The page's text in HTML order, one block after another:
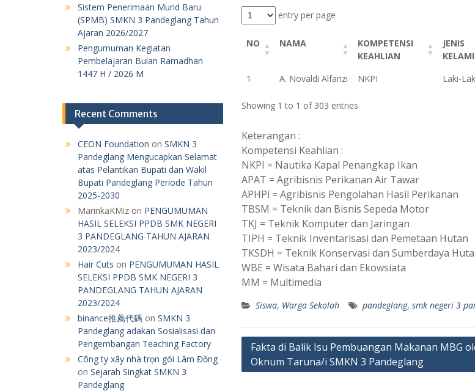
entry per page
NO NAMA
KOMPETENSI
KEAHLIAN
JENIS
NO NAMA
KOMPETENSI
JENIS
1 A. Novaldi Alfarizi NKPI Laki-
Showing 1 to 1 of 303 entries
Keterangan :
Kompetensi Keahlian :
NKPI = Nautika Kapal Penangkap Ikan
APAT = Agribisnis Perikanan Air Tawar
APHPi = Agribisnis Pengolahan Hasil Perikanan
TBSM = Teknik dan Bisnis Sepeda Motor
TKJ = Teknik Komputer dan Jaringan
TIPH = Teknik Inventarisasi dan Pemetaan Hutan
TKSDH = Teknik Konservasi dan Sumberdaya
WBE = Wisata Bahari dan Ekowsiata
MM = Multimedia
Siswa, Warga Sekolah pandeglang, smk negeri 3
Post
navigation
Fakta di Balik Isu Pembuangan Makanan MBG
Oknum Taruna/i SMKN 3 Pandeglang
Sistem Penerimaan Murid Baru
(SPMB) SMKN 3 Pandeglang Tahun
Ajaran 2026/2027
Pengumuman Kegiatan
Pembelajaran Bulan Ramadhan
1447 H / 2026 M
Recent Comments
CEON Foundation on SMKN 3
Pandeglang Mengucapkan Selamat
atas Pelantikan Bupati dan Wakil
Bupati Pandeglang Periode Tahun
2025-2030
MarinkaKMiz on PENGUMUMAN
HASIL SELEKSI PPDB SMK NEGERI
3 PANDEGLANG TAHUN AJARAN
2023/2024
Hair Cuts on PENGUMUMAN HASIL
SELEKSI PPDB SMK NEGERI 3
PANDEGLANG TAHUN AJARAN
2023/2024
binance推薦代碼 on SMKN 3
Pandeglang adakan Sosialisasi dan
Pengembangan Teaching Factory
Công ty xây nhà trọn gói Lâm Đồng
on Sejarah Singkat SMKN 3
Pandeglang